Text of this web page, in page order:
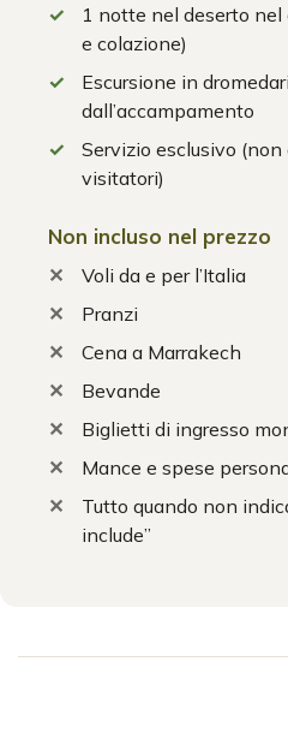
1 notte nel deserto
e colazione)
Escursione in
dall’accampamento
Servizio esclusivo
visitatori)
Non incluso nel prezzo
Voli da e per l’Italia
Pranzi
Cena a Marrakech
Bevande
Biglietti di ingresso
Mance e spese
Tutto quando non
include”